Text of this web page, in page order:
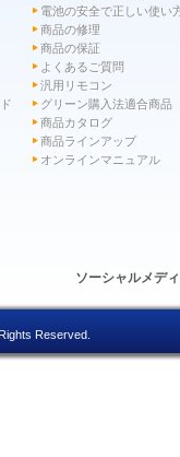
電池の安全で正しい使い
商品の修理
商品の保証
よくあるご質問
汎用リモコン
グリーン購入法適合商品
商品カタログ
商品ラインアップ
オンラインマニュアル
ソーシャルメデ
Reserved.